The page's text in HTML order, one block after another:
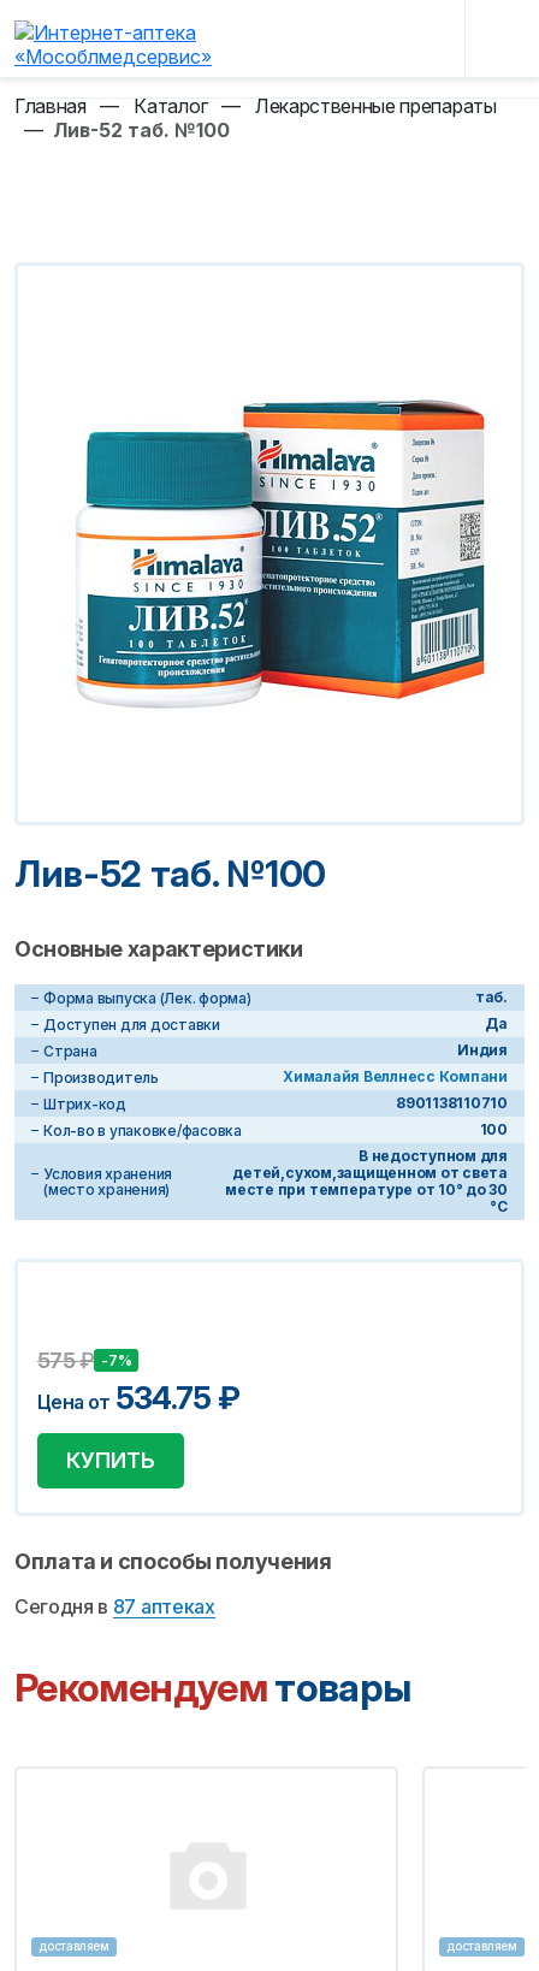
Главная — Каталог — Лекарственные препараты
— Лив-52 таб. №100
Лив-52 таб. №100
Основные характеристики
Форма выпуска (Лек. форма)
таб.
Доступен для доставки
Да
Страна
Индия
Производитель
Хималайя Веллнесс Компани
Штрих-код
8901138110710
Кол-во в упаковке/фасовка
100
Условия хранения
(место хранения)
В недоступном для
детей,сухом,защищенном от света
месте при температуре от 10° до 30
°С
575₽ -7%
Цена от 534.75 ₽
КУПИТЬ
Оплата и способы получения
Сегодня в 87 аптеках
Рекомендуемтовары
доставляем доставляем